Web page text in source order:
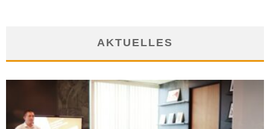
AKTUELLES